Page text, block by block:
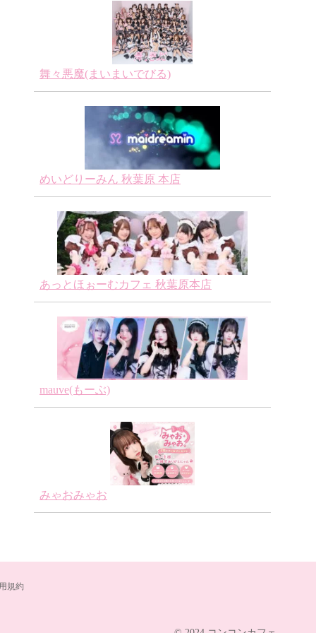
舞々悪魔(まいまいでびる)
めいどりーみん 秋葉原 本店
あっとほぉーむカフェ 秋葉原本店
mauve(もーぶ)
みゃおみゃお
規約